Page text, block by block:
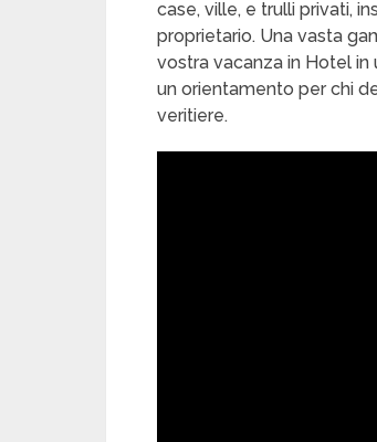
case, ville, e trulli privati,
proprietario. Una vasta
vostra vacanza in Hotel in
un orientamento per chi
veritiere.